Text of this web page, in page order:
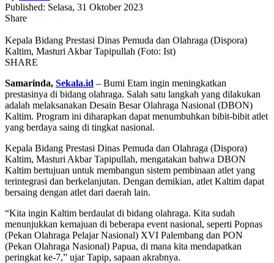
Published: Selasa, 31 Oktober 2023
Share
Kepala Bidang Prestasi Dinas Pemuda dan Olahraga (Dispora)
Kaltim, Masturi Akbar Tapipullah (Foto: Ist)
SHARE
Samarinda, Sekala.id – Bumi Etam ingin meningkatkan
prestasinya di bidang olahraga. Salah satu langkah yang dilakukan
adalah melaksanakan Desain Besar Olahraga Nasional (DBON)
Kaltim. Program ini diharapkan dapat menumbuhkan bibit-bibit atlet
yang berdaya saing di tingkat nasional.
Kepala Bidang Prestasi Dinas Pemuda dan Olahraga (Dispora)
Kaltim, Masturi Akbar Tapipullah, mengatakan bahwa DBON
Kaltim bertujuan untuk membangun sistem pembinaan atlet yang
terintegrasi dan berkelanjutan. Dengan demikian, atlet Kaltim dapat
bersaing dengan atlet dari daerah lain.
“Kita ingin Kaltim berdaulat di bidang olahraga. Kita sudah
menunjukkan kemajuan di beberapa event nasional, seperti Popnas
(Pekan Olahraga Pelajar Nasional) XVI Palembang dan PON
(Pekan Olahraga Nasional) Papua, di mana kita mendapatkan
peringkat ke-7,” ujar Tapip, sapaan akrabnya.